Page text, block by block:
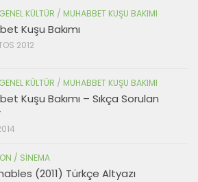
GENEL KÜLTÜR / MUHABBET KUŞU BAKIMI
Kuşu Bakımı
2012
GENEL KÜLTÜR / MUHABBET KUŞU BAKIMI
Kuşu Bakımı – Sıkça Sorulan
/ SINEMA
(2011) Türkçe Altyazı